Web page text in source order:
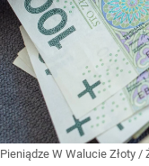
Pieniądze W Walucie Złoty /